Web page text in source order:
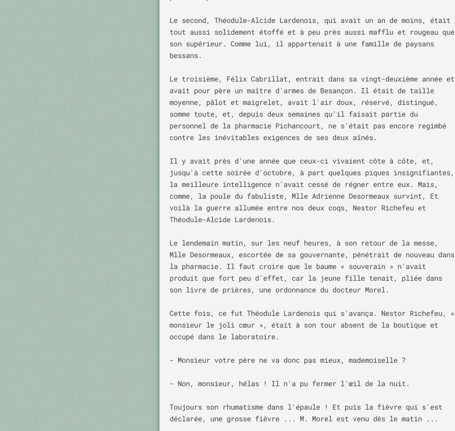
Le second, Théodule-Alcide Lardenois, qui avait un an de moins, était
tout aussi solidement étoffé et à peu près aussi mafflu et rougeau que
son supérieur. Comme lui, il appartenait à une famille de paysans
bessans.
Le troisième, Félix Cabrillat, entrait dans sa vingt-deuxième année et
avait pour père un maître d'armes de Besançon. Il était de taille
moyenne, pâlot et maigrelet, avait l'air doux, réservé, distingué,
somme toute, et, depuis deux semaines qu'il faisait partie du
personnel de la pharmacie Pichancourt, ne s'était pas encore regimbé
contre les inévitables exigences de ses deux aînés.
Il y avait près d'une année que ceux-ci vivaient côte à côte, et,
jusqu'à cette soirée d'octobre, à part quelques piques insignifiantes,
la meilleure intelligence n'avait cessé de régner entre eux. Mais,
comme, la poule du fabuliste, Mlle Adrienne Desormeaux survint, Et
voilà la guerre allumée entre nos deux coqs, Nestor Richefeu et
Théodule-Alcide Lardenois.
Le lendemain matin, sur les neuf heures, à son retour de la messe,
Mlle Desormeaux, escortée de sa gouvernante, pénétrait de nouveau dans
la pharmacie. Il faut croire que le baume « souverain » n'avait
produit que fort peu d'effet, car la jeune fille tenait, pliée dans
son livre de prières, une ordonnance du docteur Morel.
Cette fois, ce fut Théodule Lardenois qui s'avança. Nestor Richefeu, «
monsieur le joli cœur », était à son tour absent de la boutique et
occupé dans le laboratoire.
- Monsieur votre père ne va donc pas mieux, mademoiselle ?
- Non, monsieur, hélas ! Il n'a pu fermer l'œil de la nuit.
Toujours son rhumatisme dans l'épaule ! Et puis la fièvre qui s'est
déclarée, une grosse fièvre ... M. Morel est venu dès le matin ...